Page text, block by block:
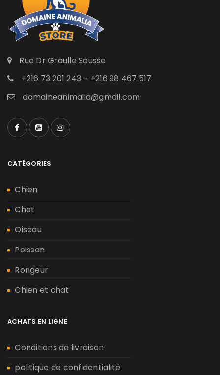
Rue Dr Graulle Sousse
+216 73 201 243 – +216 98 467 517
domaineanimalia@gmail.com
CATÉGORIES
Chien
Chat
Oiseau
Poisson
Rongeur
Chien et chat
ACHATS EN LIGNE
Conditions de livraison
politique de confidentialité